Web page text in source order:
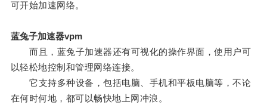
可开始加速网络。
蓝兔子加速器vpm
而且，蓝兔子加速器还有可视化的操作界面，使用户可
以轻松地控制和管理网络连接。
它支持多种设备，包括电脑、手机和平板电脑等，不论
在何时何地，都可以畅快地上网冲浪。